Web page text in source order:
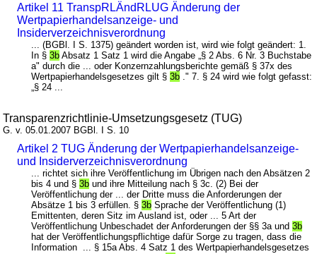
Artikel 11 TranspRLÄndRLUG Änderung der
Wertpapierhandelsanzeige- und
Insiderverzeichnisverordnung
... (BGBl. I S. 1375) geändert worden ist, wird wie folgt geändert: 1.
In §3b Absatz 1 Satz 1 wird die Angabe „§ 2 Abs. 6 Nr. 3 Buchstabe
a" durch die ... oder Konzernzahlungsberichte gemäß § 37x des
Wertpapierhandelsgesetzes gilt §3b ." 7. § 24 wird wie folgt gefasst:
„§ 24 ...
Transparenzrichtlinie-Umsetzungsgesetz (TUG)
G. v. 05.01.2007 BGBl. I S. 10
Artikel 2 TUG Änderung der Wertpapierhandelsanzeige-
und Insiderverzeichnisverordnung
... richtet sich ihre Veröffentlichung im Übrigen nach den Absätzen 2
bis 4 und §3b und ihre Mitteilung nach § 3c. (2) Bei der
Veröffentlichung der ... der Dritte muss die Anforderungen der
Absätze 1 bis 3 erfüllen. §3b Sprache der Veröffentlichung (1)
Emittenten, deren Sitz im Ausland ist, oder ... 5 Art der
Veröffentlichung Unbeschadet der Anforderungen der §§ 3a und3b
hat der Veröffentlichungspflichtige dafür Sorge zu tragen, dass die
Information ... § 15a Abs. 4 Satz 1 des Wertpapierhandelsgesetzes